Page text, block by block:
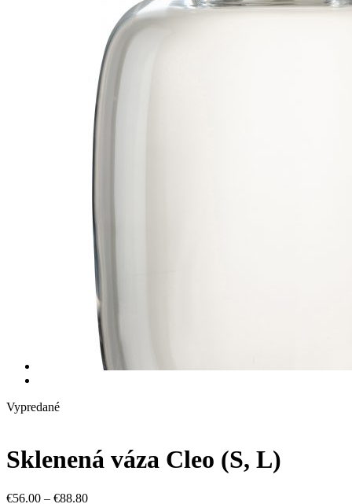
Vypredané
Sklenená váza Cleo (S, L)
€56.00 – €88.80